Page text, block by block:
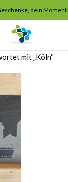
dein Moment.
mit „Köln“